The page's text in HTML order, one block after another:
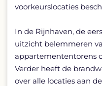
voorkeurslocaties
In de Rijnhaven, de
uitzicht belemmeren
appartemententorens
Verder heeft de
over alle locaties aan